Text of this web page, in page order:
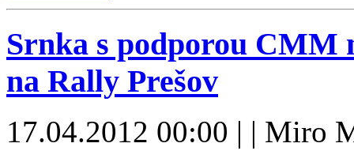
Srnka s podporou CMM
na Rally Prešov
17.04.2012 00:00 | | Miro